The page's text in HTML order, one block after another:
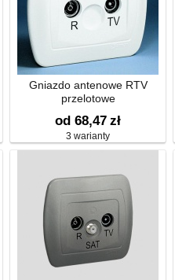
Gniazdo antenowe RTV
przelotowe
od 68,47 zł
3 warianty